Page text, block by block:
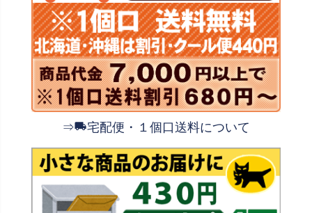
⇒ 宅配便・１個口送料について